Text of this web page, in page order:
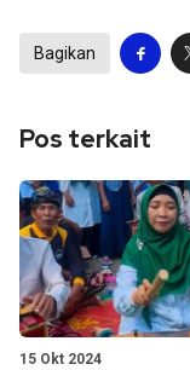
Bagikan
Pos terkait
15 Okt 2024